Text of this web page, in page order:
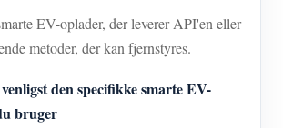
EV-oplader, der leverer API'en eller
metoder, der kan fjernstyres.
den specifikke smarte EV-
bruger